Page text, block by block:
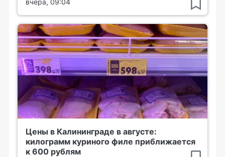
вчера, 09:04
Цены в Калининграде в августе:
килограмм куриного филе приближается
к 600 рублям